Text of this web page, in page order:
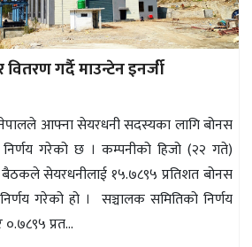
गर्दै माउन्टेन इनर्जी
नेपालले आफ्ना सेयरधनी सदस्यका लागि बोनस
गरेको छ । कम्पनीको हिजो (२२ गते)
सेयरधनीलाई १५.७८९५ प्रतिशत बोनस
गरेको हो । सञ्चालक समितिको निर्णय
प्रत...